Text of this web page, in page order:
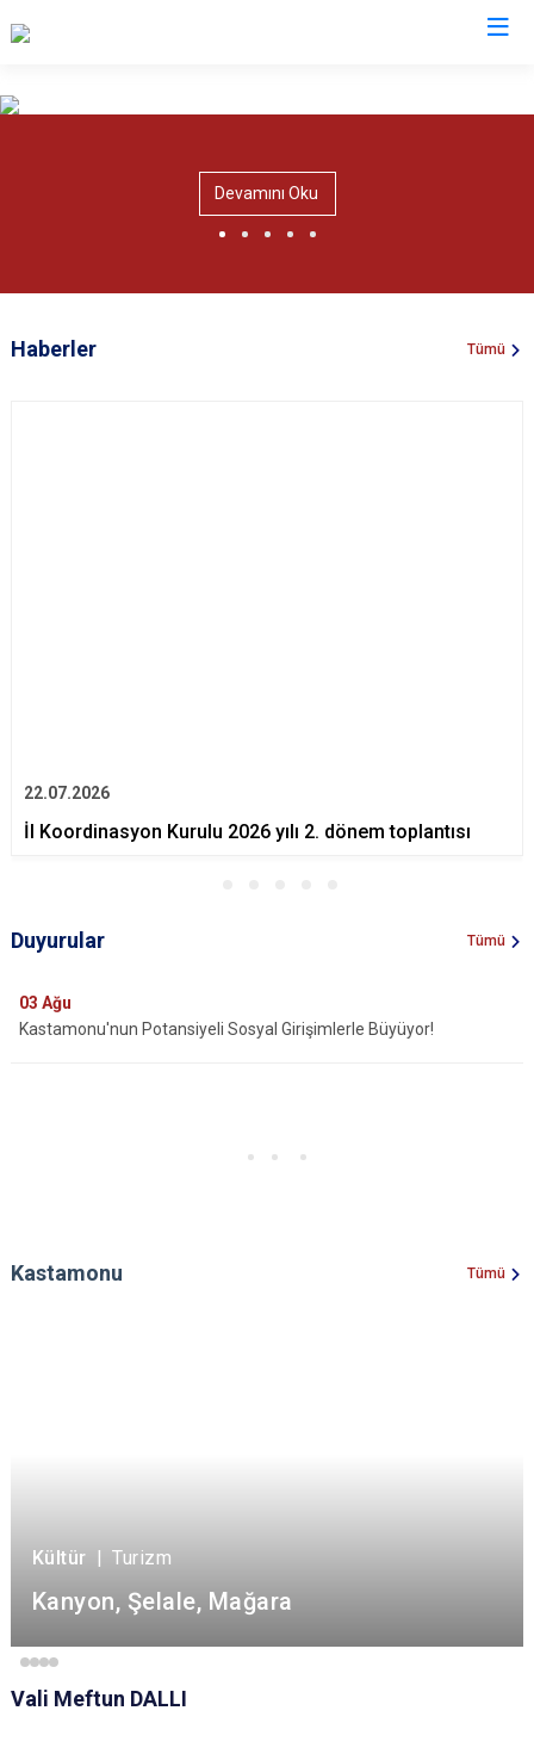
Devamını Oku
Haberler Tümü
22.07.2026
İl Koordinasyon Kurulu 2026 yılı 2. dönem toplantısı
Duyurular Tümü
03 Ağu
Kastamonu'nun Potansiyeli Sosyal Girişimlerle Büyüyor!
Kastamonu Tümü
Kültür Turizm
Kanyon, Şelale, Mağara
Vali Meftun DALLI